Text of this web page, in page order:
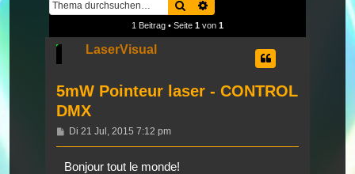
Suche
1 Beitrag • Seite 1 von 1
LaserVisual
5mW Pointeur laser - CONTROL
DMX
Beitrag
Di 21 Jul, 2015 7:12 pm
Bonjour tout le monde!